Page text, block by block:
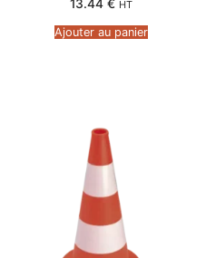
13.44 € HT
Ajouter au panier